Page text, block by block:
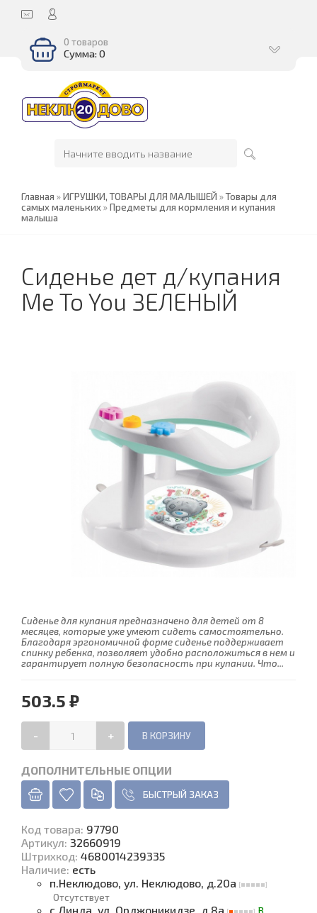
0 товаров
Сумма: 0
Главная »ИГРУШКИ, ТОВАРЫ ДЛЯ МАЛЫШЕЙ »Товары для
самых маленьких»Предметы для кормления и купания
малыша
Сиденье дет д/купания
Me To You ЗЕЛЕНЫЙ
Сиденье для купания предназначено для детей от 8
месяцев, которые уже умеют сидеть самостоятельно.
Благодаря эргономичной форме сиденье поддерживает
спинку ребенка, позволяет удобно расположиться в нем и
гарантирует полную безопасность при купании. Что...
503.5 ₽
- +
ДОПОЛНИТЕЛЬНЫЕ ОПЦИИ
БЫСТРЫЙ ЗАКАЗ
Код товара: 97790
Артикул: 32660919
Штрихкод: 4680014239335
Наличие: есть
п.Неклюдово, ул. Неклюдово, д.20а
Отсутствует
с.Линда, ул. Орджоникидзе, д.8а